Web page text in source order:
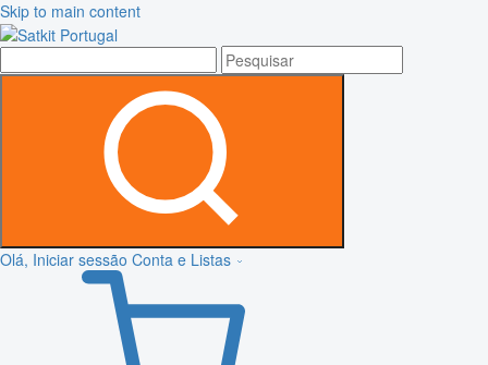
Skip to main content
Olá, Iniciar sessão Conta e Listas